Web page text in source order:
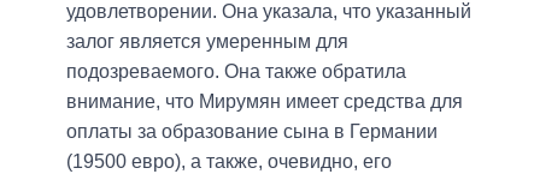
удовлетворении. Она указала, что указанный
залог является умеренным для
подозреваемого. Она также обратила
внимание, что Мирумян имеет средства для
оплаты за образование сына в Германии
(19500 евро), а также, очевидно, его